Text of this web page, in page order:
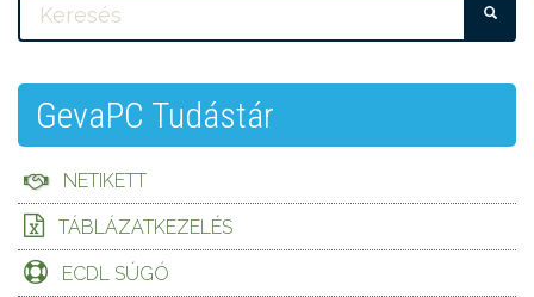
GevaPC Tudástár
NETIKETT
TÁBLÁZATKEZELÉS
ECDL SÚGÓ